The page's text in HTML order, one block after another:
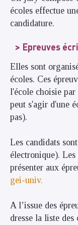
écoles effectue
candidature.
Epreuves
Elles sont
écoles. Ces
l'école choisie
peut s'agir d'une
pas).
Les candidats
électronique).
présenter aux
gei-univ.
A l’issue des
dresse la liste des